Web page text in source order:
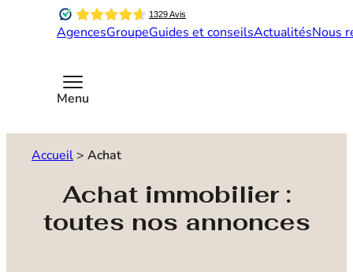
AgencesGroupeGuides et conseilsActualitésNous
Menu
Accueil > Achat
Achat immobilier :
toutes nos annonces